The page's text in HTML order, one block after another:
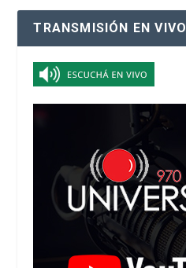
TRANSMISIÓN EN VIVO